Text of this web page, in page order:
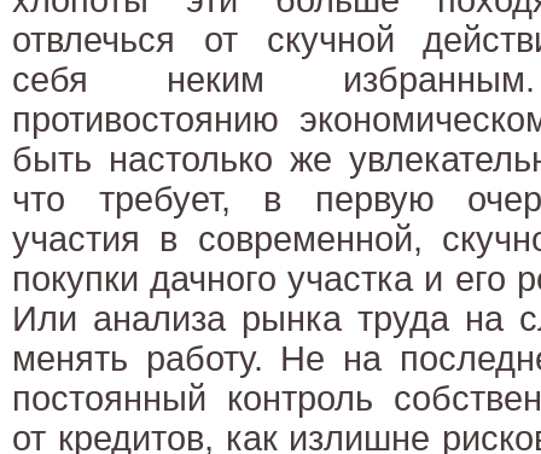
отвлечься от скучной
себя неким
противостоянию
быть настолько же
что требует, в первую
участия в современной,
покупки дачного участка и его
Или анализа рынка труда на
менять работу. Не на
постоянный контроль
от кредитов, как излишне